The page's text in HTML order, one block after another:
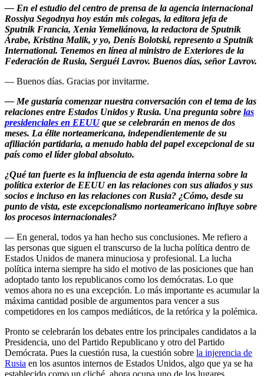
— En el estudio del centro de prensa de la agencia internacional
Rossiya Segodnya hoy están mis colegas, la editora jefa de
Sputnik Francia, Xenia Yemeliánova, la redactora de Sputnik
Árabe, Kristina Malik, y yo, Denís Bolotski, represento a Sputnik
International. Tenemos en línea al ministro de Exteriores de la
Federación de Rusia, Serguéi Lavrov. Buenos días, señor Lavrov.
— Buenos días. Gracias por invitarme.
— Me gustaría comenzar nuestra conversación con el tema de las
relaciones entre Estados Unidos y Rusia. Una pregunta sobre las
presidenciales en EEUUque se celebrarán en menos de dos
meses. La élite norteamericana, independientemente de su
afiliación partidaria, a menudo habla del papel excepcional de su
país como el líder global absoluto.
¿Qué tan fuerte es la influencia de esta agenda interna sobre la
política exterior de EEUU en las relaciones con sus aliados y sus
socios e incluso en las relaciones con Rusia? ¿Cómo, desde su
punto de vista, este excepcionalismo norteamericano influye sobre
los procesos internacionales?
— En general, todos ya han hecho sus conclusiones. Me refiero a
las personas que siguen el transcurso de la lucha política dentro de
Estados Unidos de manera minuciosa y profesional. La lucha
política interna siempre ha sido el motivo de las posiciones que han
adoptado tanto los republicanos como los demócratas. Lo que
vemos ahora no es una excepción. Lo más importante es acumular la
máxima cantidad posible de argumentos para vencer a sus
competidores en los campos mediáticos, de la retórica y la polémica.
Pronto se celebrarán los debates entre los principales candidatos a la
Presidencia, uno del Partido Republicano y otro del Partido
Demócrata. Pues la cuestión rusa, la cuestión sobre la injerencia de
Rusia en los asuntos internos de Estados Unidos, algo que ya se ha
establecido como un cliché, ahora ocupa uno de los lugares